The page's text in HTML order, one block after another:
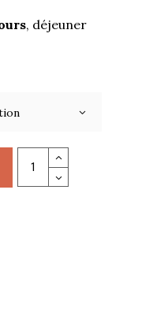
, déjeuner
Quantity